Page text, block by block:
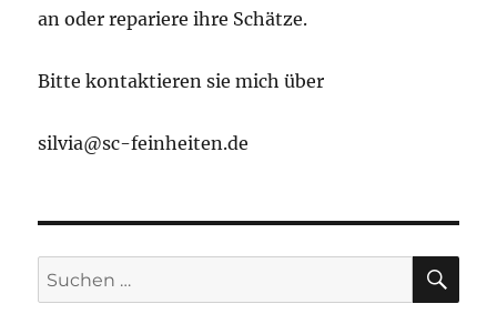
an oder repariere ihre Schätze.
Bitte kontaktieren sie mich über
silvia@sc-feinheiten.de
Suche
nach: